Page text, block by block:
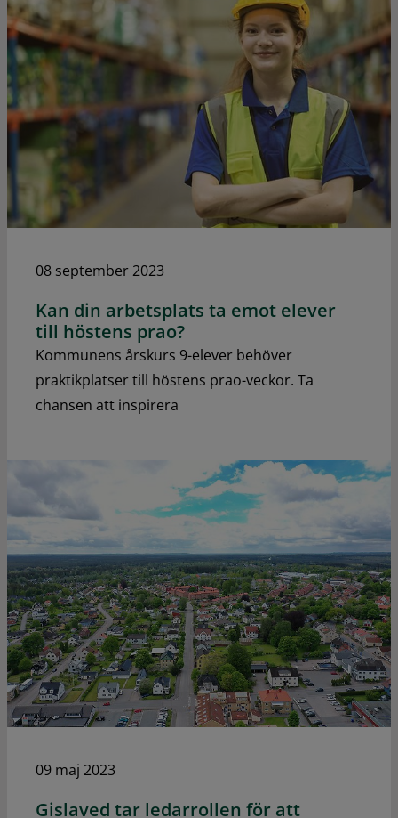
08 september 2023
Kan din arbetsplats ta emot elever
till höstens prao?
Kommunens årskurs 9-elever behöver
praktikplatser till höstens prao-veckor. Ta
chansen att inspirera
09 maj 2023
Gislaved tar ledarrollen för att